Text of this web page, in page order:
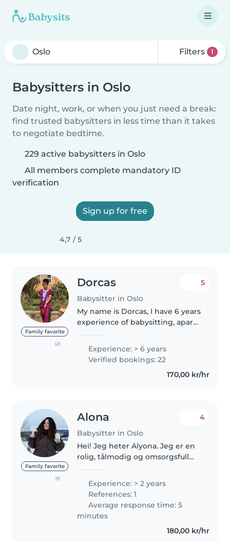
Filters 1
Babysitters in Oslo
Date night, work, or when you just need a break:
find trusted babysitters in less time than it takes
to negotiate bedtime.
229 active babysitters in Oslo
All members complete mandatory ID
verification
Sign up for free
4,7 / 5
Family favorite
(2)
Dorcas
Babysitter in Oslo
5
My name is Dorcas, I have 6 years
experience of babysitting, apart
kids I have babysat my nephews
and nieces right from birth .I
love children and..
Experience: > 6 years
Verified bookings: 22
170,00 kr/hr
Family favorite
(1)
Alona
Babysitter in Oslo
4
Hei! Jeg heter Alyona. Jeg er en
rolig, tålmodig og omsorgsfull
barnehage og har jobbet som
barnevakt for mange familier...
Experience: > 2 years
References: 1
Average response time: 5
minutes
180,00 kr/hr